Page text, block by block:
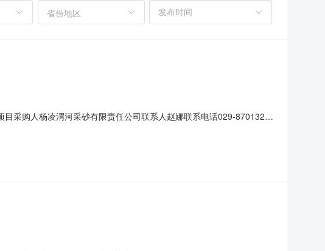
省份地区
采购人杨凌渭河采砂有限责任公司联系人赵娜联系电话029-87013250
人反映。违规违纪举报电话：87038838？联系人：徐晓娟邮箱：